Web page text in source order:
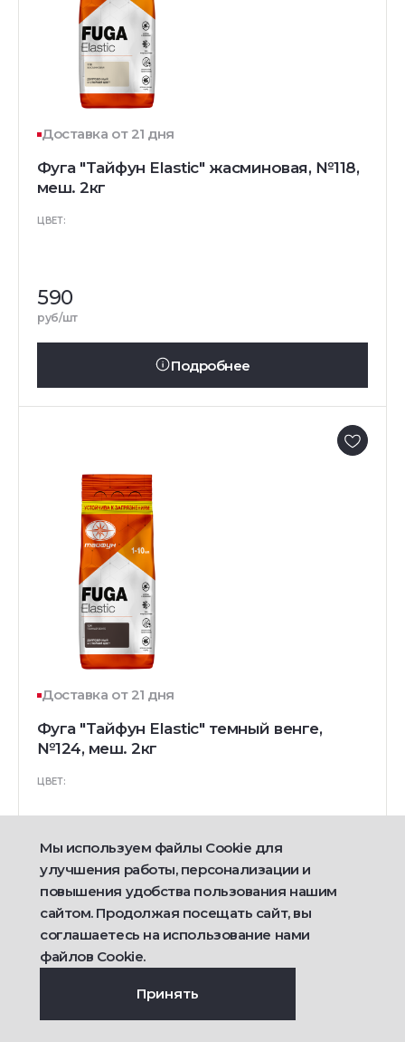
Доставка от 21 дня
Фуга "Тайфун Elastic" жасминовая, №118,
меш. 2кг
ЦВЕТ:
590
руб/шт
Подробнее
Доставка от 21 дня
Фуга "Тайфун Elastic" темный венге,
№124, меш. 2кг
ЦВЕТ:
590
руб/шт
Мы используем файлы Cookie для
улучшения работы, персонализации и
повышения удобства пользования нашим
сайтом. Продолжая посещать сайт, вы
соглашаетесь на использование нами
файлов Cookie.
Принять